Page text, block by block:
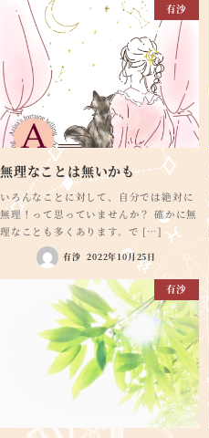
有沙
無理なことは無いかも
いろんなことに対して、自分では絶対に
無理！って思っていませんか？ 確かに無
理なことも多くあります。で […]
有沙 2022年10月25日
有沙